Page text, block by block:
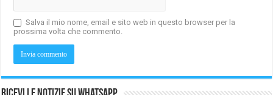
Salva il mio nome, email e sito web in questo browser per la
prossima volta che commento.